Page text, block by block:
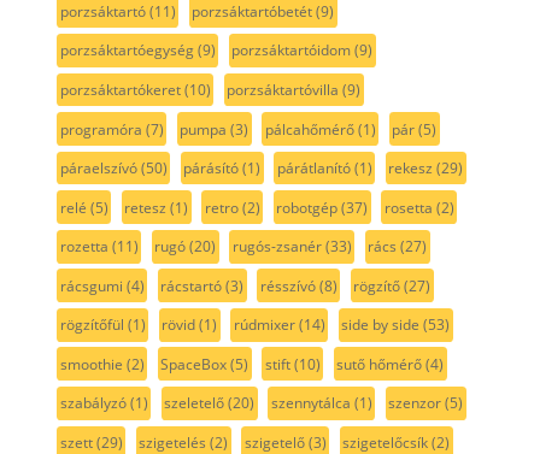
porzsáktartó(11) porzsáktartóbetét(9)
porzsáktartóegység(9) porzsáktartóidom(9)
porzsáktartókeret(10) porzsáktartóvilla (9)
programóra (7) pumpa (3) pálcahőmérő(1) pár(5)
páraelszívó(50) párásító(1) párátlanító(1) rekesz (29)
relé (5) retesz (1) retro(2) robotgép(37) rosetta (2)
rozetta (11) rugó(20) rugós-zsanér(33) rács (27)
rácsgumi (4) rácstartó(3) résszívó(8) rögzítő(27)
rögzítőfül (1) rövid(1) rúdmixer(14) side by side (53)
smoothie (2) SpaceBox(5) stift(10) sutő hőmérő(4)
szabályzó(1) szeletelő(20) szennytálca (1) szenzor(5)
szett(29) szigetelés (2) szigetelő(3) szigetelőcsík(2)